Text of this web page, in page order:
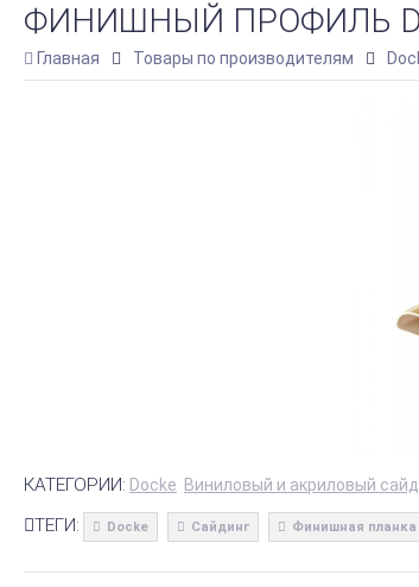
ФИНИШНЫЙ ПРОФИЛЬ
Главная Товары по производителям
КАТЕГОРИИ: Docke Виниловый и акриловый
ТЕГИ: Docke Сайдинг Финишная планка